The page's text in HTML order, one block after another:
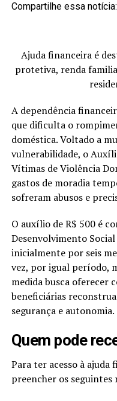
Compartilhe essa notícia:
Ajuda financeira é
protetiva, renda
A dependência
que dificulta o
doméstica. Voltado a
vulnerabilidade, o
Vítimas de Violência
gastos de moradia
sofreram abusos e
O auxílio de R$ 500 é
Desenvolvimento Social
inicialmente por seis
vez, por igual período,
medida busca oferecer
beneficiárias
segurança e autonomia.
Quem pode
Para ter acesso à ajuda
preencher os seguintes